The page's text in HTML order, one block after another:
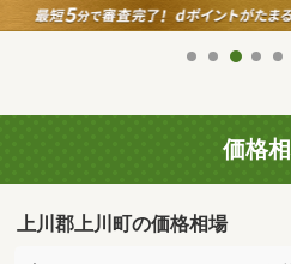
価格
上川郡上川町の価格相場